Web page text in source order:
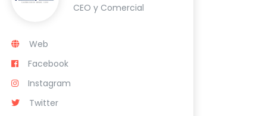
CEO y Comercial
Web
Facebook
Instagram
Twitter